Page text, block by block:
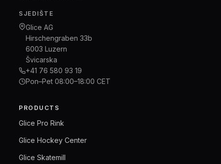
SJEDIŠTE
Glice AG
Hirschengraben 33b
6003 Luzern
Švicarska
+41 76 580 93 19
Pon–Pet 08:00–18:00 CET
PRODUCTS
Glice Pro Rink
Glice Hockey Center
Glice Skatemill